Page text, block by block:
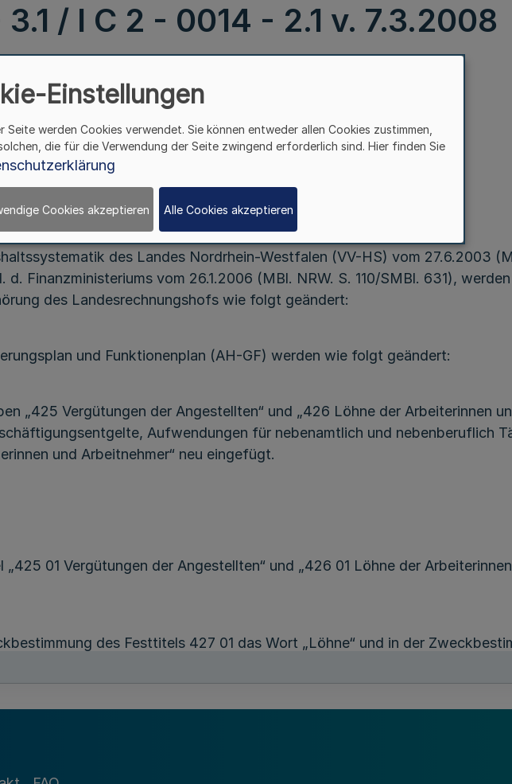
/ I C 2 - 0014 - 2.1 v. 7.3.2008
des Landes Nordrhein-Westfalen (VV-HS)
Zu den §§ 13 Abs. 2, 3 und 14 Abs. 2 LHO
des Landes Nordrhein-Westfalen (VV-HS) vom 27.6.2003
Finanzministeriums vom 26.1.2006 (MBl. NRW. S. 110/SMBl. 631),
des Landesrechnungshofs wie folgt geändert:
und Funktionenplan (AH-GF) werden wie folgt geändert:
„425 Vergütungen der Angestellten“ und „426 Löhne der Arbeiterinnen
Aufwendungen für nebenamtlich und nebenberuflich
und Arbeitnehmer“ neu eingefügt.
01 Vergütungen der Angestellten“ und „426 01 Löhne der
des Festtitels 427 01 das Wort „Löhne“ und in der
Einstellungen
Seite werden Cookies verwendet. Sie können entweder allen Cookies zustimmen,
die für die Verwendung der Seite zwingend erforderlich sind. Hier finden Sie
Cookies akzeptieren Alle Cookies akzeptieren